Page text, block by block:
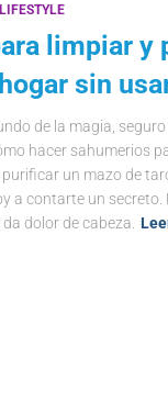
limpiar y
sin
de la magia,
hacer sahumerios
un mazo de
a contarte un
dolor de cabeza.